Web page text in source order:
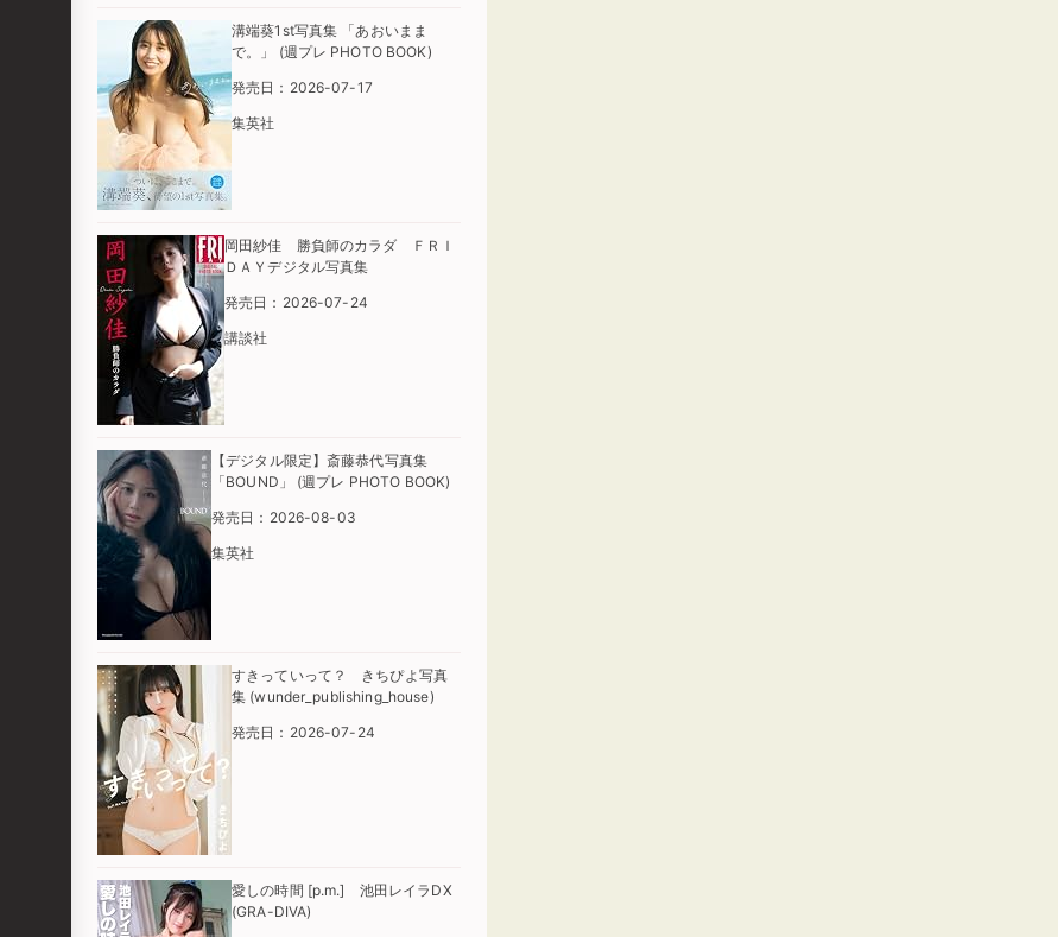
溝端葵1st写真集 「あおいまま
で。」 (週プレ PHOTO BOOK)
発売日：2026-07-17
集英社
岡田紗佳 勝負師のカラダ ＦＲＩ
ＤＡＹデジタル写真集
発売日：2026-07-24
講談社
【デジタル限定】斎藤恭代写真集
「BOUND」 (週プレ PHOTO BOOK)
発売日：2026-08-03
集英社
すきっていって？ きちぴよ写真
集 (wunder_publishing_house)
発売日：2026-07-24
愛しの時間 [p.m.] 池田レイラDX
(GRA-DIVA)